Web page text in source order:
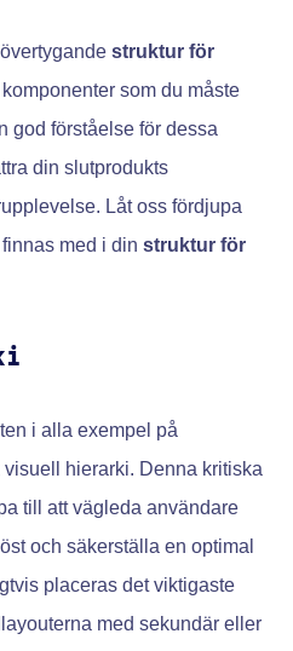
struktur för
som du måste
god förståelse för dessa
din slutprodukts
Låt oss fördjupa
med i din struktur för
i alla exempel på
hierarki. Denna kritiska
till att vägleda användare
och säkerställa en optimal
placeras det viktigaste
med sekundär eller